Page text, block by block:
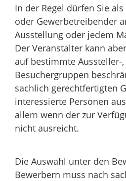
In der Regel dürfen Sie
oder Gewerbetreibender
Ausstellung oder jedem
Der Veranstalter kann
auf bestimmte Aussteller-
Besuchergruppen
sachlich gerechtfertigten
interessierte Personen
allem wenn der zur
nicht ausreicht.
Die Auswahl unter den
Bewerbern muss nach